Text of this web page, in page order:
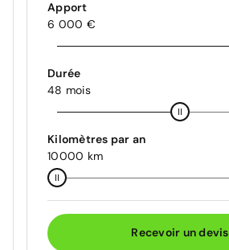
Apport
6 000 €
Durée
48 mois
Kilomètres par an
10000 km
Recevoir un devis